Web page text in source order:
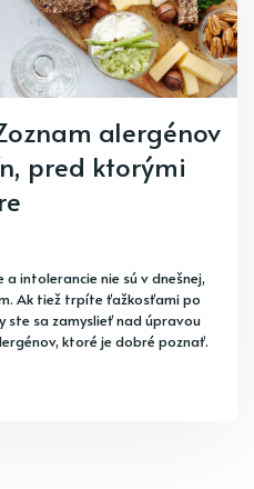
alergénov
pred ktorými
intolerancie nie sú v dnešnej,
Ak tiež trpíte ťažkosťami po
ste sa zamyslieť nad úpravou
ktoré je dobré poznať.